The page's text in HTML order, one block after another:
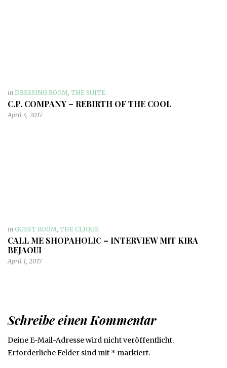
in DRESSING ROOM, THE SUITE
C.P. COMPANY – REBIRTH OF THE COOL
April 4, 2017
in GUEST ROOM, THE CLIQUE
CALL ME SHOPAHOLIC – INTERVIEW MIT KIRA
BEJAOUI
April 1, 2017
Schreibe einen Kommentar
Deine E-Mail-Adresse wird nicht veröffentlicht.
Erforderliche Felder sind mit * markiert.